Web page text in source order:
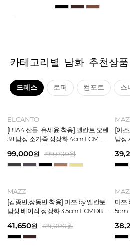
카테고리별 남화 추천상품
드레스 로퍼 컴포트 스
MAZZ
마쯔 by 엘칸토 남성 데이엔 스니커즈
3.5cm LCMS20M413
71,400원 189,000원
[아
칸토
MAZZ
마쯔 by 엘칸토 남성 스트라이프 웨빙
포인트 스니커즈 3cm LCMS68M313
67,150원 179,000원
마쯔
솔 스
ELCANTO
[B1A4 산들, 유세윤 착용] 엘칸토 오렌
38 남성 소가죽 정장화 4cm LCMD3
99,000원 199,000원
[아
남성
MAZZ
[김종민,장동민 착용] 마쯔 by 엘칸토
남성 베이직 정장화 3.5cm LCMD80I
41,650원 129,000원
마쯔
5cm
MAZZ
[박형식, 지창욱 착용] 마쯔 by 엘칸토
남성 페니 로퍼 3.5cm LCMD82I111
39,200원 129,000원
[안
쥬얼
MAZZ
마쯔 by 엘칸토 남성 오버랩 로퍼 2c
m LCMC92I126
38,250원 129,000원
마쯔
m
MAZZ
마쯔 by 엘칸토 남성 데일리 컴포트화
4cm LCMF95M111
38,250원 129,000원
마쯔
즈
MAZZ
마쯔 by 엘칸토 남성 포인트 컴포트화
4cm LCMD11M111
41,650원 129,000원
마쯔
4cm
MAZZ
마쯔 by 엘칸토 남성 데이엔 스니커즈
3.5cm LCMS20M413
71,400원 189,000원
[아
칸토
MAZZ
마쯔 by 엘칸토 남성 스트라이프 웨빙
포인트 스니커즈 3cm LCMS68M313
67,150원 179,000원
마쯔
솔 스
ELCANTO
[B1A4 산들, 유세윤 착용] 엘칸토 오렌
38 남성 소가죽 정장화 4cm LCMD3
99,000원 199,000원
[아
남성
MAZZ
[김종민,장동민 착용] 마쯔 by 엘칸토
남성 베이직 정장화 3.5cm LCMD80I
41,650원 129,000원
마쯔
5cm